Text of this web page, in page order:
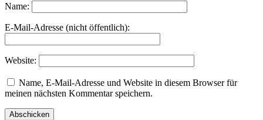
Name:
E-Mail-Adresse (nicht öffentlich):
Website:
Name, E-Mail-Adresse und Website in diesem Browser für
meinen nächsten Kommentar speichern.